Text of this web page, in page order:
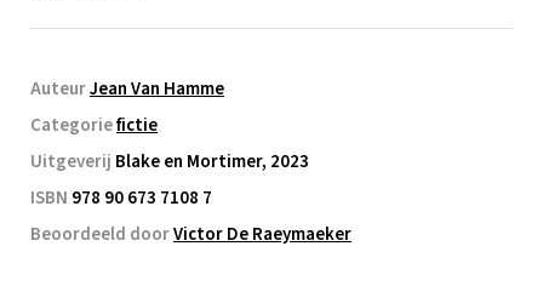
AuteurJean Van Hamme
Categoriefictie
Uitgeverij Blake en Mortimer, 2023
ISBN 978 90 673 7108 7
Beoordeeld doorVictor De Raeymaeker